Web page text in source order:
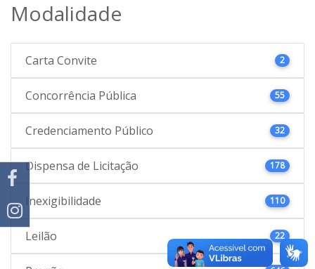
Modalidade
Carta Convite 2
Concorrência Pública 55
Credenciamento Público 32
Dispensa de Licitação 178
Inexigibilidade 110
Leilão 22